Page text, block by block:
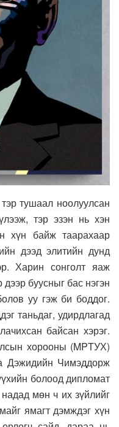
тушаал ноолуулсан
тэр эзэн нь хэн
хүн байж таарахаар
дээд элитийн дунд
Харин сонголт яаж
буусныг бас нэгэн
уу гэж би боддог.
таньдаг, удирдлагад
байсан хэрэг.
хорооны (MPTУХ)
Дэжидийн Чимэддорж
болоод дипломат
мөн ч их зүйлийг
ямагт дэмждэг хүн